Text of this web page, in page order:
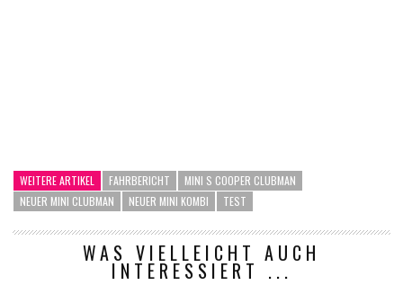
WEITERE ARTIKEL FAHRBERICHT
MINI S COOPER CLUBMAN
NEUER MINI CLUBMAN
NEUER MINI KOMBI TEST
WAS VIELLEICHT AUCH
INTERESSIERT ...